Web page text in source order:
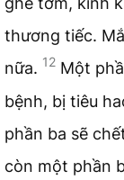
thương tiếc.
nữa. 12 Một
bệnh, bị tiêu
phần ba sẽ
còn một phần